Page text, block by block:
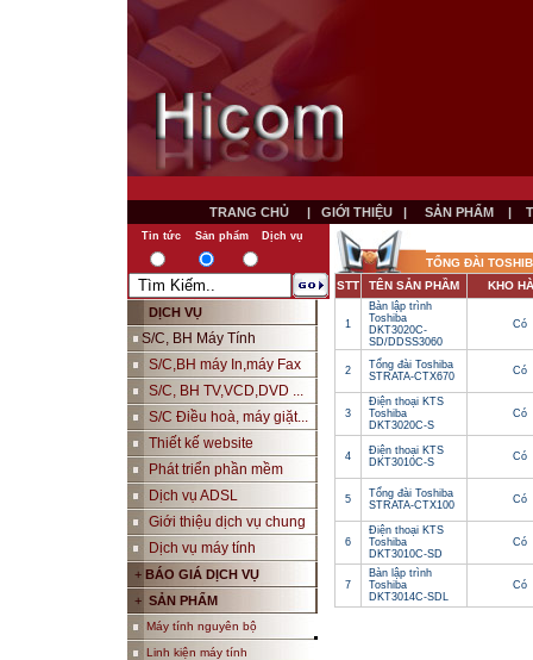
TRANG CHỦ | GIỚI THIỆU| SẢN PHẨM |
Tin tức Sản phẩm Dịch vụ
DỊCH VỤ
S/C, BH Máy Tính
S/C,BH máy In,máy Fax
S/C, BH TV,VCD,DVD ...
S/C Điều hoà, máy giặt...
Thiết kế website
Phát triển phần mềm
Dịch vụ ADSL
Giới thiệu dịch vụ chung
Dịch vụ máy tính
+ BÁO GIÁ DỊCH VỤ
+ SẢN PHẨM
Máy tính nguyên bộ
Linh kiện máy tính
TỔNG ĐÀI
STT
TÊN SẢN PHẦM KHO
1
Bàn lập trình
Toshiba
DKT3020C-
SD/DDSS3060
Có
2
Tổng đài Toshiba
STRATA-CTX670
Có
3
Điện thoại KTS
Toshiba
DKT3020C-S
Có
4
Điện thoại KTS
DKT3010C-S
Có
5
Tổng đài Toshiba
STRATA-CTX100
Có
6
Điện thoại KTS
Toshiba
DKT3010C-SD
Có
7
Bàn lập trình
Toshiba
DKT3014C-SDL
Có